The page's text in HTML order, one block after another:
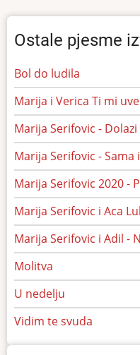
Ostale pjesme
Bol do ludila
Marija i Verica Ti mi
Marija Serifovic -
Marija Serifovic - Sama
Marija Serifovic 2020 -
Marija Serifovic i Aca
Marija Serifovic i Adil -
Molitva
U nedelju
Vidim te svuda